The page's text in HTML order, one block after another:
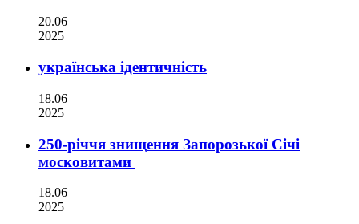
20.06
2025
українська ідентичність
18.06
2025
250-річчя знищення Запорозької Січі
московитами
18.06
2025